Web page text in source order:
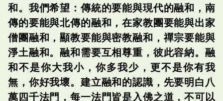
和。我們希望：傳統的要能與現代的融和，南
傳的要能與北傳的融和，在家教團要能與出家
僧團融和，顯教要能與密教融和，禪宗要能與
淨土融和。融和需要互相尊重，彼此容納。融
和不是你大我小，你多我少，更不是你有我
無，你好我壞。建立融和的認識，先要明白八
萬四千法門，每一法門皆是入佛之道，不可以